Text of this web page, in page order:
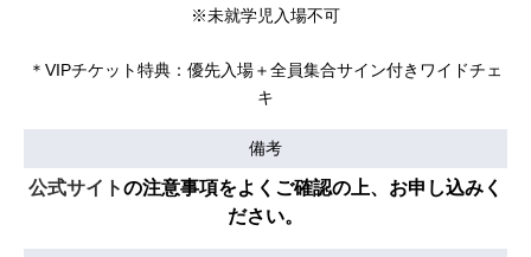
※未就学児入場不可
＊VIPチケット特典：優先入場＋全員集合サイン付きワイドチェ
キ
備考
公式サイトの注意事項をよくご確認の上、お申し込みく
ださい。